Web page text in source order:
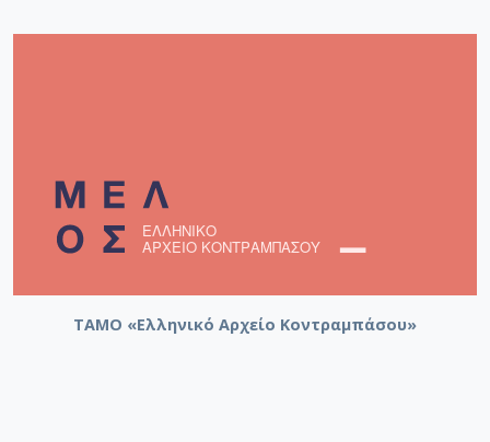
ΤΑΜΟ «Ελληνικό Αρχείο Κοντραμπάσου»